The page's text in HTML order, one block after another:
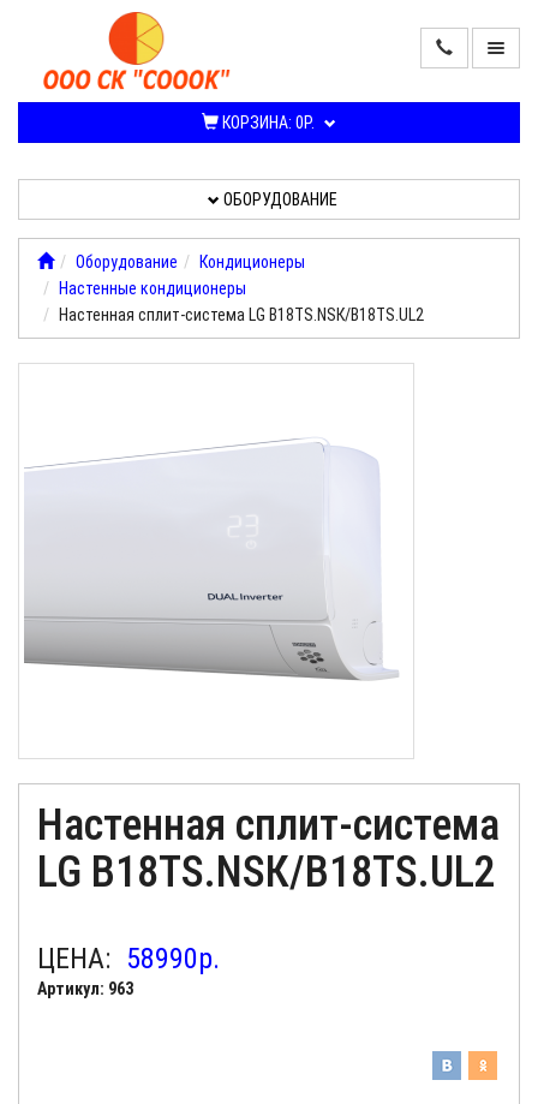
КОРЗИНА: 0Р.
ПРОДАЖА
СИСТЕМ
УСЛУГИ,
РАБОТЫ
ОБОРУДОВАНИЕ
Оборудование
Кондиционеры
Настенные кондиционеры
Настенная сплит-система LG B18TS.NSК/B18TS.UL2
Настенная сплит-система
LG B18TS.NSК/B18TS.UL2
ЦЕНА: 58990р.
Артикул: 963